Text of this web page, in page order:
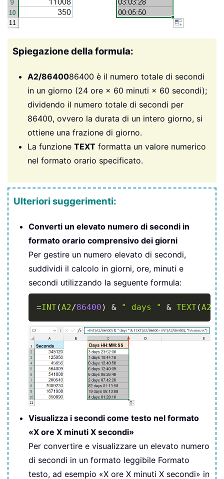
Spiegazione della formula:
A2/8640086400 è il numero totale di secondi
in un giorno (24 ore × 60 minuti × 60 secondi);
dividendo il numero totale di secondi per
86400, ovvero la durata di un intero giorno, si
ottiene una frazione di giorno.
La funzione TEXT formatta un valore numerico
nel formato orario specificato.
Ulteriori suggerimenti:
Converti un elevato numero di secondi in
formato orario comprensivo dei giorni
Per gestire un numero elevato di secondi,
suddividi il calcolo in giorni, ore, minuti e
secondi utilizzando la seguente formula:
=INT(A2/86400 ) & " days " & TEXT(A2 /
Copy
Visualizza i secondi come testo nel formato
«X ore X minuti X secondi»
Per convertire e visualizzare un elevato numero
di secondi in un formato leggibile Formato
testo, ad esempio «X ore X minuti X secondi» in